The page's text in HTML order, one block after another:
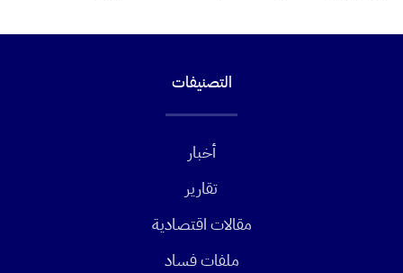
التصنيفات
أخبار
تقارير
مقالات اقتصادية
ملفات فساد